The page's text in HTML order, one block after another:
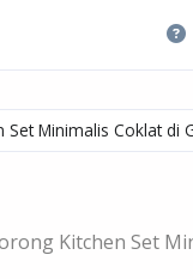
Kitchen Set